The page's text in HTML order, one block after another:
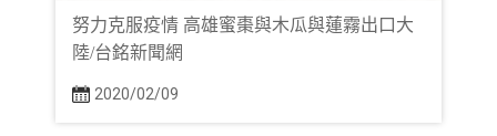
努力克服疫情 高雄蜜棗與木瓜與蓮霧出口大
陸/台銘新聞網
2020/02/09